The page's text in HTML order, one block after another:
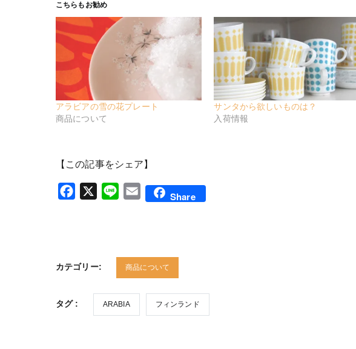
こちらもお勧め
アラビアの雪の花プレート
商品について
サンタから欲しいものは？
入荷情報
【この記事をシェア】
Facebook
X Line Email Share
カテゴリー: 商品について
タグ : ARABIA フィンランド